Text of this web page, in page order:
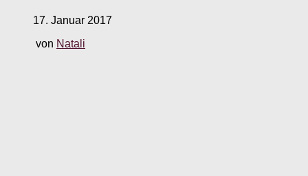
17. Januar 2017
von Natali